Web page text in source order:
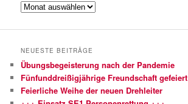
Archive
NEUESTE BEITRÄGE
Übungsbegeisterung nach der Pandemie
Fünfunddreißigjährige Freundschaft gefeiert
Feierliche Weihe der neuen Drehleiter